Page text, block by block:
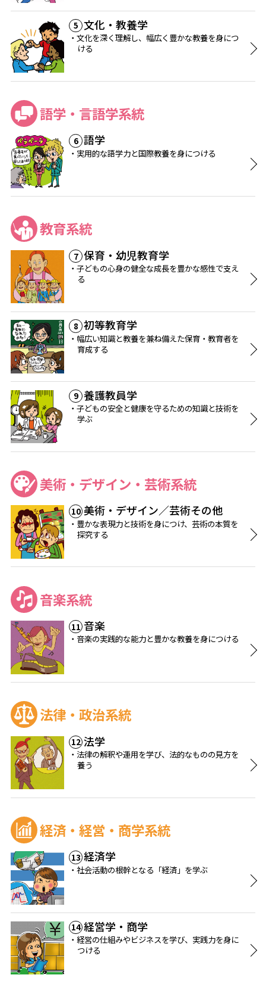
5 文化・教養学
文化を深く理解し、幅広く豊かな教養を身につ
ける
語学・言語学系統
6 語学
実用的な語学力と国際教養を身につける
教育系統
7 保育・幼児教育学
子どもの心身の健全な成長を豊かな感性で支え
る
8 初等教育学
幅広い知識と教養を兼ね備えた保育・教育者を
育成する
9 養護教員学
子どもの安全と健康を守るための知識と技術を
学ぶ
美術・デザイン・芸術系統
10 美術・デザイン／芸術その他
豊かな表現力と技術を身につけ、芸術の本質を
探究する
音楽系統
11 音楽
音楽の実践的な能力と豊かな教養を身につける
法律・政治系統
12 法学
法律の解釈や運用を学び、法的なものの見方を
養う
経済・経営・商学系統
13 経済学
社会活動の根幹となる「経済」を学ぶ
14 経営学・商学
経営の仕組みやビジネスを学び、実践力を身に
つける